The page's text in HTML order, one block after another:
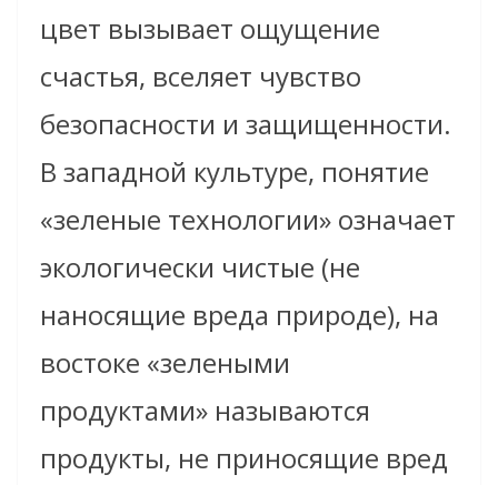
цвет вызывает ощущение
счастья, вселяет чувство
безопасности и защищенности.
В западной культуре, понятие
«зеленые технологии» означает
экологически чистые (не
наносящие вреда природе), на
востоке «зелеными
продуктами» называются
продукты, не приносящие вред